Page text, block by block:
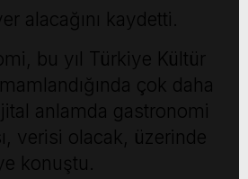
alacağını kaydetti.
bu yıl Türkiye Kültür
çok daha
anlamda gastronomi
verisi olacak, üzerinde
konuştu.